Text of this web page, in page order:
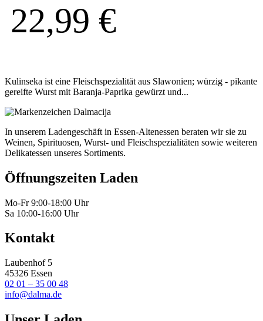
22,99 €
Kulinseka ist eine Fleischspezialität aus Slawonien; würzig - pikante
gereifte Wurst mit Baranja-Paprika gewürzt und...
In unserem Ladengeschäft in Essen-Altenessen beraten wir sie zu
Weinen, Spirituosen, Wurst- und Fleischspezialitäten sowie weiteren
Delikatessen unseres Sortiments.
Öffnungszeiten Laden
Mo-Fr 9:00-18:00 Uhr
Sa 10:00-16:00 Uhr
Kontakt
Laubenhof 5
45326 Essen
02 01 – 35 00 48
info@dalma.de